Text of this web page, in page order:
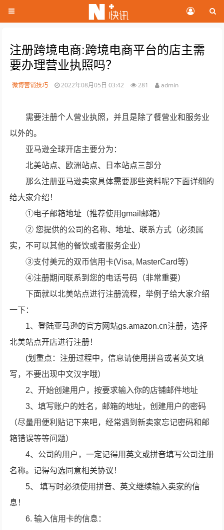
注册跨境电商:跨境电商平台的店主需
要办理营业执照吗？
微博营销技巧 2022年08月05日 03:42 281 admin
需要注册个人营业执照，并且是除了餐营业和服务业
以外的。
亚马逊全球开店主要分为：
北美站点、欧洲站点、日本站点三部分
那么注册亚马逊卖家具体需要那些资料呢?下面详细的
给大家介绍！
①电子邮箱地址（推荐使用gmail邮箱）
② 您提供的公司的名称、地址、联系方式（必须属
实，不可以其他的餐饮或者服务企业）
③支付美元的双币信用卡(Visa, MasterCard等)
④注册期间联系到您的电话号码（非常重要）
下面就以北美站点进行注册流程，举例子给大家介绍
一下：
1、登陆亚马逊的官方网站gs.amazon.cn注册，选择
北美站点开店进行注册！
(划重点：注册过程中，信息请使用拼音或者英文填
写，不要出现中文汉字哦）
2、开始创建用户，按要求输入你的店铺邮件地址
3、填写账户的姓名，邮箱的地址，创建用户的密码
（尽量用便利贴记下来吧，经常遇到新卖家忘记密码和邮
箱错误等等问题）
4、公司的用户，一定记得用英文或拼音填写公司注册
名称。记得勾选同意相关协议！
5、 填写时必须使用拼音、英文继续输入卖家的信
息！
6. 输入信用卡的信息：